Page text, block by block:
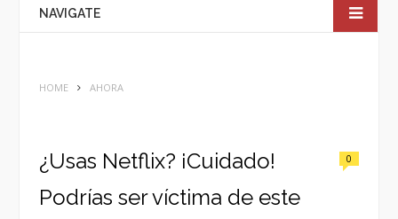
NAVIGATE
HOME AHORA
¿Usas Netflix? ¡Cuidado!
Podrías ser víctima de este
0